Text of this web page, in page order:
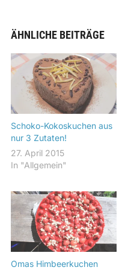
ÄHNLICHE BEITRÄGE
Schoko-Kokoskuchen aus
nur 3 Zutaten!
27. April 2015
In "Allgemein"
Omas Himbeerkuchen